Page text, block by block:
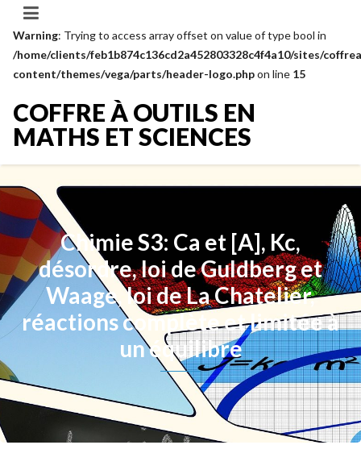
Warning: Trying to access array offset on value of type bool in
/home/clients/feb1b874c136cd2a452803328c4f4a10/sites/
content/themes/vega/parts/header-logo.phpon line 15
COFFRE À OUTILS EN
MATHS ET SCIENCES
Chimie S3: Ca et [A], Kc,
désordre, loi de Guldberg et
Waage, loi de La Chatelier,
réactions complète et limitée à
un équilibre